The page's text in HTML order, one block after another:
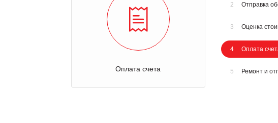
Оплата счета
2 Отправка
3 Оценка
4 Оплата
5 Ремонт и